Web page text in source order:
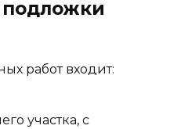
подложки
работ входит:
участка, с